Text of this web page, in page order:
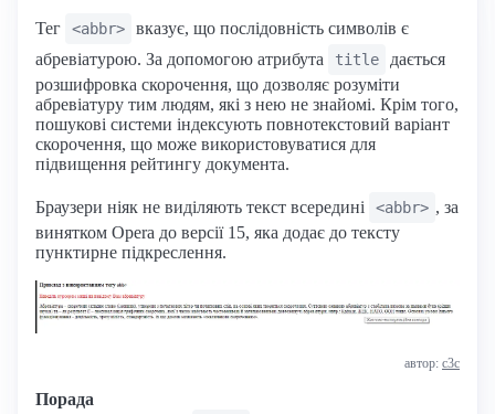
Тег <abbr>
вказує, що послідовність символів є
абревіатурою. За допомогою атрибута
title
дається
розшифровка скорочення, що дозволяє розуміти
абревіатуру тим людям, які з нею не знайомі. Крім того,
пошукові системи індексують повнотекстовий варіант
скорочення, що може використовуватися для
підвищення рейтингу документа.
Браузери ніяк не виділяють текст всередині <abbr> , за
винятком Opera до версії 15, яка додає до тексту
пунктирне підкреслення.
автор: с3с
Порада